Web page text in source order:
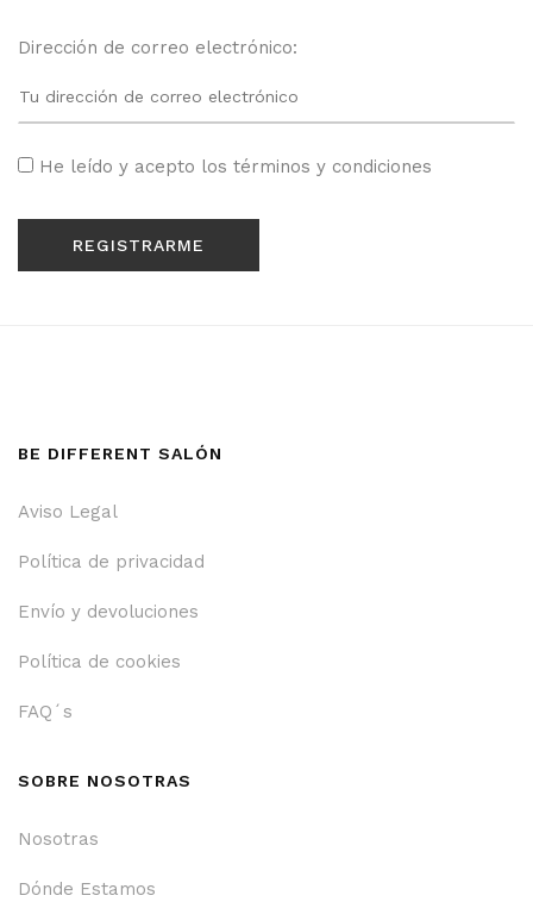
Dirección de correo electrónico:
He leído y acepto los términos y condiciones
BE DIFFERENT SALÓN
Aviso Legal
Política de privacidad
Envío y devoluciones
Política de cookies
FAQ´s
SOBRE NOSOTRAS
Nosotras
Dónde Estamos